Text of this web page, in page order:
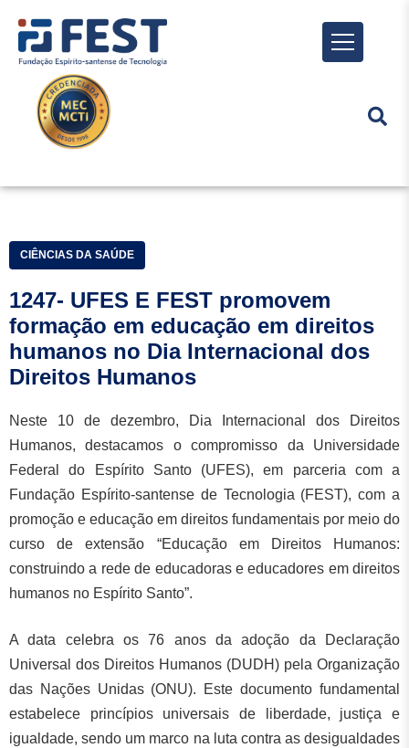
Menu
CIÊNCIAS DA SAÚDE
1247- UFES E FEST promovem
formação em educação em direitos
humanos no Dia Internacional dos
Direitos Humanos
Neste 10 de dezembro, Dia Internacional dos Direitos
Humanos, destacamos o compromisso da Universidade
Federal do Espírito Santo (UFES), em parceria com a
Fundação Espírito-santense de Tecnologia (FEST), com a
promoção e educação em direitos fundamentais por meio do
curso de extensão “Educação em Direitos Humanos:
construindo a rede de educadoras e educadores em direitos
humanos no Espírito Santo”.
A data celebra os 76 anos da adoção da Declaração
Universal dos Direitos Humanos (DUDH) pela Organização
das Nações Unidas (ONU). Este documento fundamental
estabelece princípios universais de liberdade, justiça e
igualdade, sendo um marco na luta contra as desigualdades